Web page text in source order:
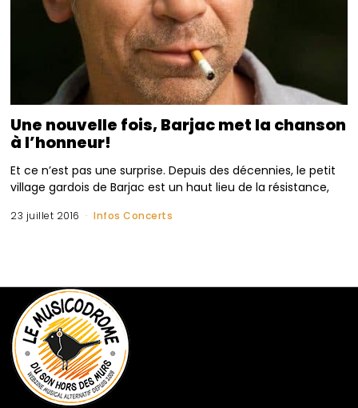
Une nouvelle fois, Barjac met la chanson
à l’honneur!
Et ce n’est pas une surprise. Depuis des décennies, le petit
village gardois de Barjac est un haut lieu de la résistance,
23 juillet 2016 Infos Concerts